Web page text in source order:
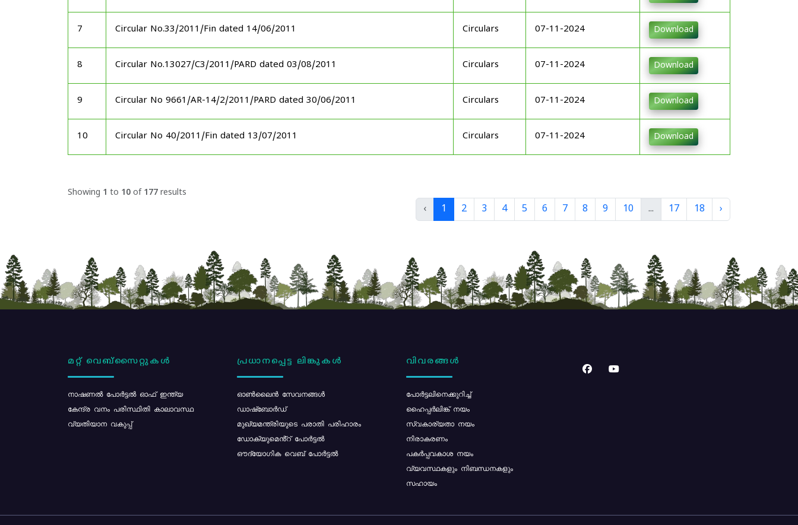
7 Circular No.33/2011/Fin dated 14/06/2011 Circulars 07-11-2024 Download
8 Circular No.13027/C3/2011/PARD dated 03/08/2011 Circulars 07-11-2024 Download
9 Circular No 9661/AR-14/2/2011/PARD dated 30/06/2011 Circulars 07-11-2024 Download
10 Circular No 40/2011/Fin dated 13/07/2011 Circulars 07-11-2024 Download
Showing 1 to 10 of 177 results
‹ 1 2 3 4 5 6 7 8 9 10 ... 17 18 ›
മറ്റ് വെബ്സൈറ്റുകൾ
നാഷണൽ പോർട്ടൽ ഓഫ് ഇന്ത്യ
കേന്ദ്ര വനം പരിസ്ഥിതി കാലാവസ്ഥ
വ്യതിയാന വകുപ്പ്
പ്രധാനപ്പെട്ട ലിങ്കുകൾ
ഓൺലൈൻ സേവനങ്ങൾ
ഡാഷ്ബോർഡ്
മുഖ്യമന്ത്രിയുടെ പരാതി പരിഹാരം
ഡോക്യുമെൻ്റ് പോർട്ടൽ
ഔദ്യോഗിക വെബ് പോർട്ടൽ
വിവരങ്ങൾ
പോര്‍ട്ടലിനെക്കുറിച്ച്
ഹൈപ്പർലിങ്ക് നയം
സ്വകാര്യതാ നയം
നിരാകരണം
പകർപ്പവകാശ നയം
വ്യവസ്ഥകളും നിബന്ധനകളും
സഹായം